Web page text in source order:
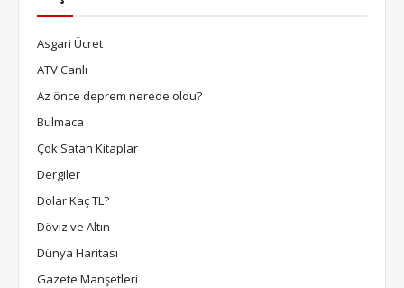
Asgari Ücret
ATV Canlı
Az önce deprem nerede oldu?
Bulmaca
Çok Satan Kitaplar
Dergiler
Dolar Kaç TL?
Döviz ve Altın
Dünya Haritası
Gazete Manşetleri